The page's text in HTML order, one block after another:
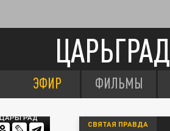
ЦАРЬГРАД
ЭФИР ФИЛЬМЫ
СВЯТАЯ ПРАВДА